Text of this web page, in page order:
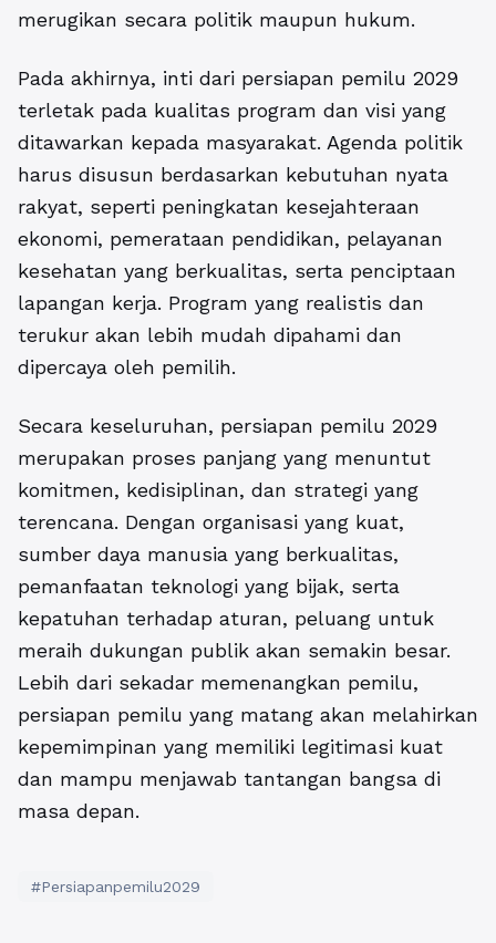
merugikan secara politik maupun hukum.
Pada akhirnya, inti dari persiapan pemilu 2029
terletak pada kualitas program dan visi yang
ditawarkan kepada masyarakat. Agenda politik
harus disusun berdasarkan kebutuhan nyata
rakyat, seperti peningkatan kesejahteraan
ekonomi, pemerataan pendidikan, pelayanan
kesehatan yang berkualitas, serta penciptaan
lapangan kerja. Program yang realistis dan
terukur akan lebih mudah dipahami dan
dipercaya oleh pemilih.
Secara keseluruhan, persiapan pemilu 2029
merupakan proses panjang yang menuntut
komitmen, kedisiplinan, dan strategi yang
terencana. Dengan organisasi yang kuat,
sumber daya manusia yang berkualitas,
pemanfaatan teknologi yang bijak, serta
kepatuhan terhadap aturan, peluang untuk
meraih dukungan publik akan semakin besar.
Lebih dari sekadar memenangkan pemilu,
persiapan pemilu yang matang akan melahirkan
kepemimpinan yang memiliki legitimasi kuat
dan mampu menjawab tantangan bangsa di
masa depan.
#Persiapanpemilu2029